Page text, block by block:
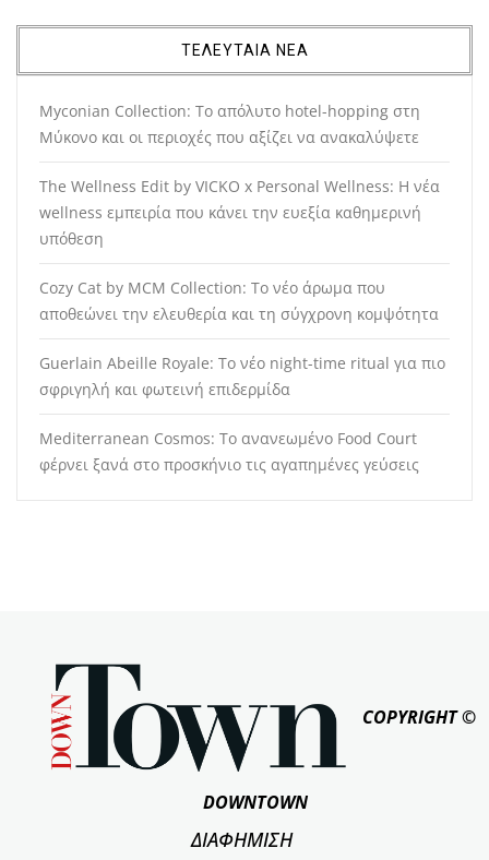
ΤΕΛΕΥΤΑΙΑ ΝΕΑ
Myconian Collection: Το απόλυτο hotel-hopping στη
Μύκονο και οι περιοχές που αξίζει να ανακαλύψετε
The Wellness Edit by VICKO x Personal Wellness: Η νέα
wellness εμπειρία που κάνει την ευεξία καθημερινή
υπόθεση
Cozy Cat by MCM Collection: Το νέο άρωμα που
αποθεώνει την ελευθερία και τη σύγχρονη κομψότητα
Guerlain Abeille Royale: Το νέο night-time ritual για πιο
σφριγηλή και φωτεινή επιδερμίδα
Mediterranean Cosmos: Το ανανεωμένο Food Court
φέρνει ξανά στο προσκήνιο τις αγαπημένες γεύσεις
COPYRIGHT ©
DOWNTOWN
ΔΙΑΦΗΜΙΣΗ